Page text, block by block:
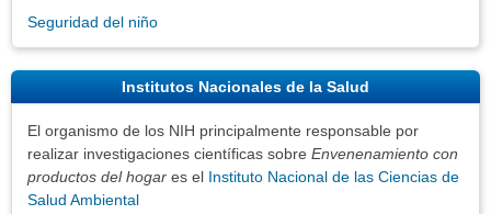
Seguridad del niño
Institutos Nacionales de la Salud
El organismo de los NIH principalmente responsable por
realizar investigaciones científicas sobre Envenenamiento con
productos del hogar es el Instituto Nacional de las Ciencias de
Salud Ambiental